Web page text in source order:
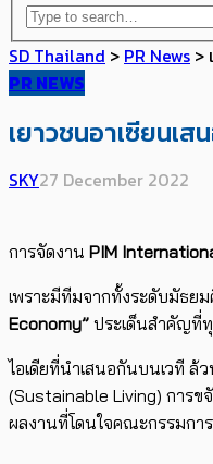
SD Thailand > PR News >
PR NEWS
เยาวชนอาเซียนเ
SKY27 December 2022
การจัดงาน PIM
เพราะมีทีมจากทั้งระดับมัธย
Economy” ประเด็นสำคัญที่ทุ
ไอเดียที่นำเสนอกันบนเวที ล้
(Sustainable Living) การข
ผลงานที่โดนใจคณะกรรมก